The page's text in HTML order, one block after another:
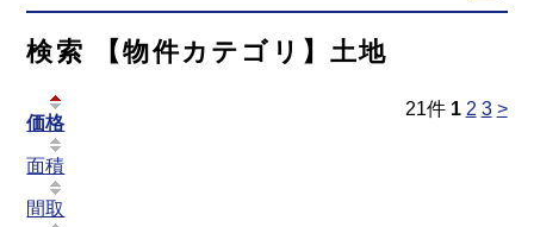
検索 【物件カテゴリ】土地
価格
面積
間取
21件 1 2 3 >